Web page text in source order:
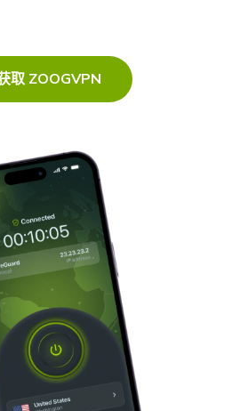
取 ZOOGVPN